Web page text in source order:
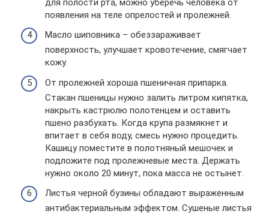
появления на теле опрелостей и пролежней.
Масло шиповника – обеззараживает
поверхность, улучшает кровотечение, смягчает
кожу.
От пролежней хороша пшеничная припарка.
Стакан пшеницы нужно залить литром кипятка,
накрыть кастрюлю полотенцем и оставить
пшено разбухать. Когда крупа размякнет и
впитает в себя воду, смесь нужно процедить.
Кашицу поместите в полотняный мешочек и
подложите под пролежневые места. Держать
нужно около 20 минут, пока масса не остынет.
Листья черной бузины обладают выраженным
антибактериальным эффектом. Сушеные листья